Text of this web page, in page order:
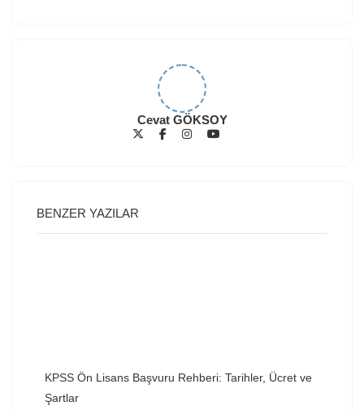
Cevat GÖKSOY
BENZER YAZILAR
KPSS Ön Lisans Başvuru Rehberi: Tarihler, Ücret ve
Şartlar